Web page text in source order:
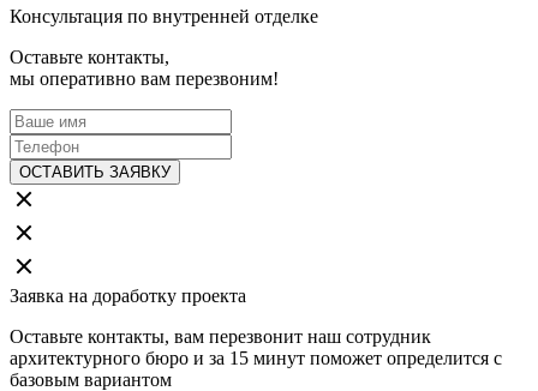
Консультация по внутренней отделке
Оставьте контакты,
мы оперативно вам перезвоним!
ОСТАВИТЬ ЗАЯВКУ
Заявка на доработку проекта
Оставьте контакты, вам перезвонит наш сотрудник
архитектурного бюро и за 15 минут поможет определится с
базовым вариантом